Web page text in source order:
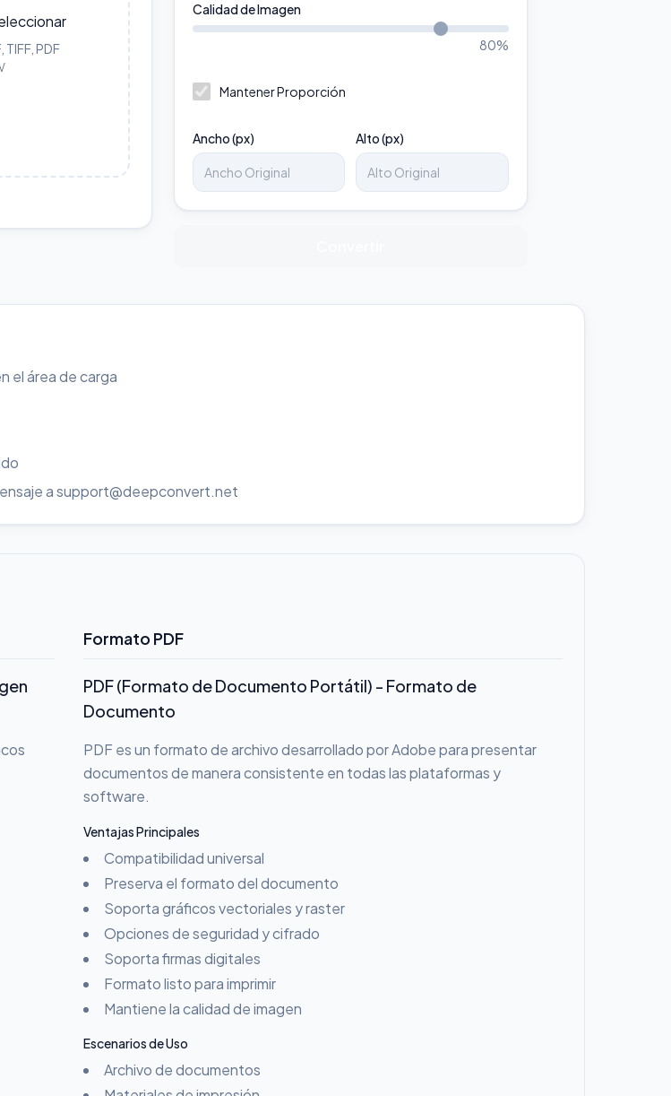
PDF
Calidad de Imagen
80%
Mantener Proporción
Ancho (px) Alto (px)
el área de carga
a support@deepconvert.net
Formato PDF
PDF (Formato de Documento Portátil) - Formato de
Documento
PDF es un formato de archivo desarrollado por Adobe para presentar
documentos de manera consistente en todas las plataformas y
software.
Ventajas Principales
Compatibilidad universal
Preserva el formato del documento
Soporta gráficos vectoriales y raster
Opciones de seguridad y cifrado
Soporta firmas digitales
Formato listo para imprimir
Mantiene la calidad de imagen
Escenarios de Uso
Archivo de documentos